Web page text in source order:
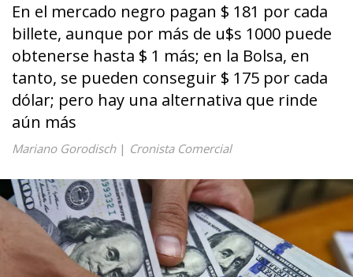
En el mercado negro pagan $ 181 por cada
billete, aunque por más de u$s 1000 puede
obtenerse hasta $ 1 más; en la Bolsa, en
tanto, se pueden conseguir $ 175 por cada
dólar; pero hay una alternativa que rinde
aún más
Mariano Gorodisch| Cronista Comercial